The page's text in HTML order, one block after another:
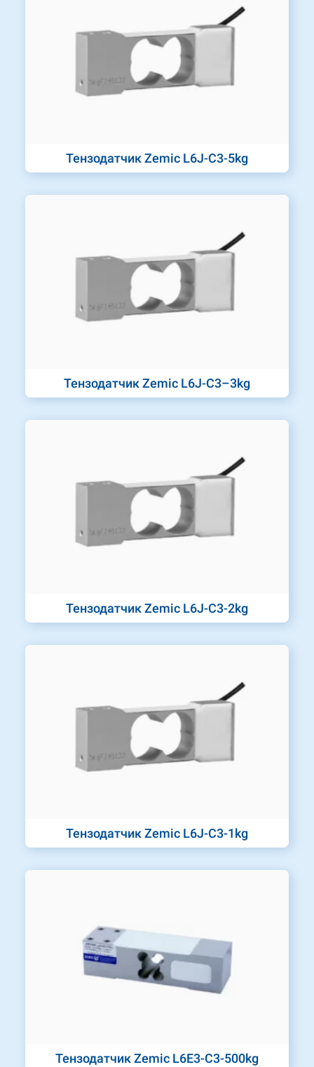
Тензодатчик Zemic L6J-C3-5kg
Тензодатчик Zemic L6J-C3–3kg
Тензодатчик Zemic L6J-C3-2kg
Тензодатчик Zemic L6J-C3-1kg
Тензодатчик Zemic L6E3-C3-500kg